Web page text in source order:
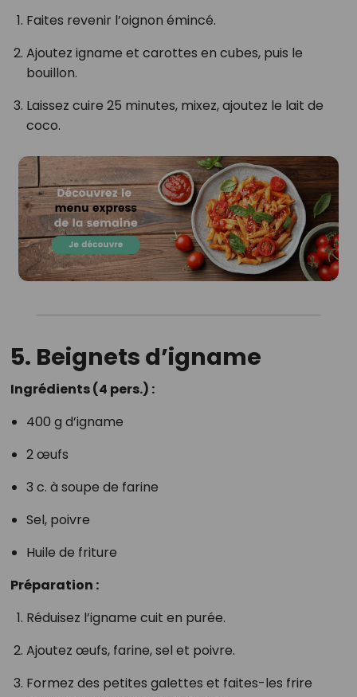
Faites revenir l’oignon émincé.
Ajoutez igname et carottes en cubes, puis le
bouillon.
Laissez cuire 25 minutes, mixez, ajoutez le lait de
coco.
5. Beignets d’igname
Ingrédients (4 pers.) :
400 g d’igname
2 œufs
3 c. à soupe de farine
Sel, poivre
Huile de friture
Préparation :
Réduisez l’igname cuit en purée.
Ajoutez œufs, farine, sel et poivre.
Formez des petites galettes et faites-les frire